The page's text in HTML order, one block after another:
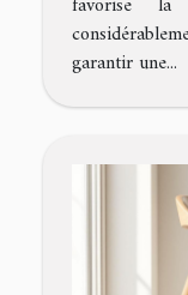
garantir une...